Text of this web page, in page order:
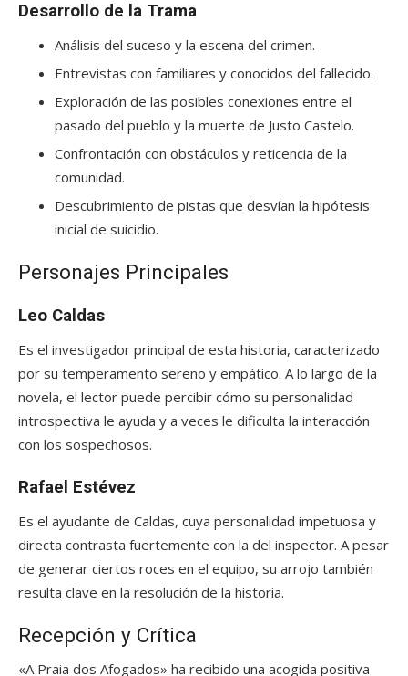
Desarrollo de la Trama
Análisis del suceso y la escena del crimen.
Entrevistas con familiares y conocidos del fallecido.
Exploración de las posibles conexiones entre el
pasado del pueblo y la muerte de Justo Castelo.
Confrontación con obstáculos y reticencia de la
comunidad.
Descubrimiento de pistas que desvían la hipótesis
inicial de suicidio.
Personajes Principales
Leo Caldas
Es el investigador principal de esta historia, caracterizado
por su temperamento sereno y empático. A lo largo de la
novela, el lector puede percibir cómo su personalidad
introspectiva le ayuda y a veces le dificulta la interacción
con los sospechosos.
Rafael Estévez
Es el ayudante de Caldas, cuya personalidad impetuosa y
directa contrasta fuertemente con la del inspector. A pesar
de generar ciertos roces en el equipo, su arrojo también
resulta clave en la resolución de la historia.
Recepción y Crítica
«A Praia dos Afogados» ha recibido una acogida positiva